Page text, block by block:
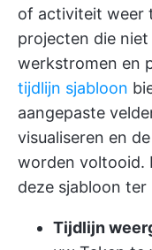
of activiteit weer
projecten die niet
werkstromen en
tijdlijn sjabloon
aangepaste
visualiseren en
worden voltooid.
deze sjabloon ter
Tijdlijn